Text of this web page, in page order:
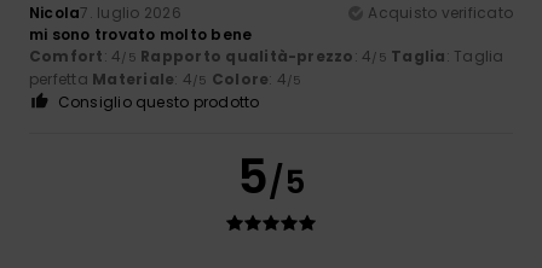
Nicola7. luglio 2026
Acquisto verificato
mi sono trovato molto bene
Comfort: 4/5 Rapporto qualità-prezzo: 4/5 Taglia: Taglia
perfetta Materiale: 4/5 Colore: 4/5
Consiglio questo prodotto
5/5